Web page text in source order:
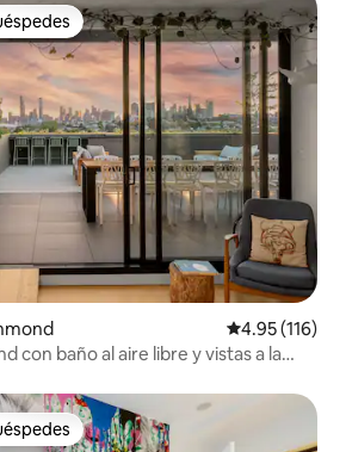
entre huéspedes
Calificación
4.95 (116)
con baño al aire libre y vistas a la
entre huéspedes